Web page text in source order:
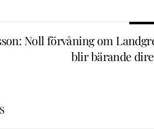
Noll förvåning om
blir bärande